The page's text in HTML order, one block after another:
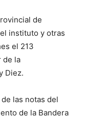
de
instituto y otras
el 213
de la
Diez.
las notas del
de la Bandera